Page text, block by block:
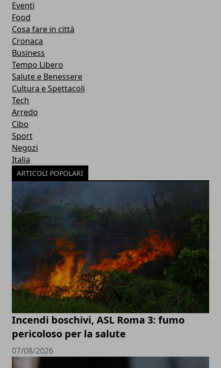
Eventi
Food
Cosa fare in città
Cronaca
Business
Tempo Libero
Salute e Benessere
Cultura e Spettacoli
Tech
Arredo
Cibo
Sport
Negozi
Italia
ARTICOLI POPOLARI
Incendi boschivi, ASL Roma 3: fumo
pericoloso per la salute
07/08/2026